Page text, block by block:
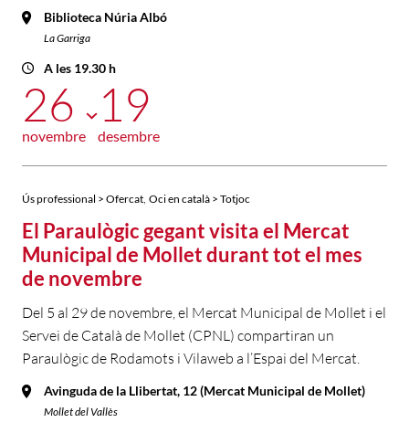
Biblioteca Núria Albó
La Garriga
A les 19.30 h
26
novembre
19
desembre
Ús professional > Ofercat Oci en català > Totjoc
El Paraulògic gegant visita el Mercat
Municipal de Mollet durant tot el mes
de novembre
Del 5 al 29 de novembre, el Mercat Municipal de Mollet i el
Servei de Català de Mollet (CPNL) compartiran un
Paraulògic de Rodamots i Vilaweb a l’Espai del Mercat.
Avinguda de la Llibertat, 12 (Mercat Municipal de Mollet)
Mollet del Vallès